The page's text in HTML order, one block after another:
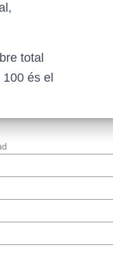
total
és el